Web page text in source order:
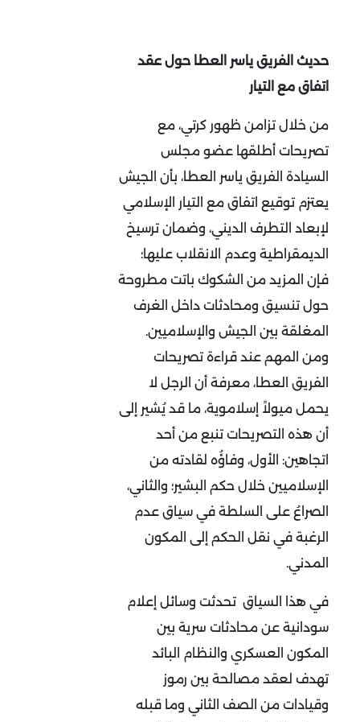
حديث الفريق ياسر العطا حول عقد
اتفاق مع التيار
من خلال تزامن ظهور كرتي، مع
تصريحات أطلقها عضو مجلس
السيادة الفريق ياسر العطا، بأن الجيش
يعتزم توقيع اتفاق مع التيار الإسلامي
لإبعاد التطرف الديني، وضمان ترسيخ
الديمقراطية وعدم الانقلاب عليها؛
فإن المزيد من الشكوك باتت مطروحة
حول تنسيق ومحادثات داخل الغرف
المغلقة بين الجيش والإسلاميين.
ومن المهم عند قراءة تصريحات
الفريق العطا، معرفة أن الرجل لا
يحمل ميولاً إسلاموية، ما قد يُشير إلى
أن هذه التصريحات تنبع من أحد
اتجاهين: الأول، وفاؤُه لقادته من
الإسلاميين خلال حكم البشير؛ والثاني،
الصراعُ على السلطة في سياق عدم
الرغبة في نقل الحكم إلى المكون
المدني.
في هذا السياق تحدثت وسائل إعلام
سودانية عن محادثات سرية بين
المكون العسكري والنظام البائد
تهدف لعقد مصالحة بين رموز
وقيادات من الصف الثاني وما قبله